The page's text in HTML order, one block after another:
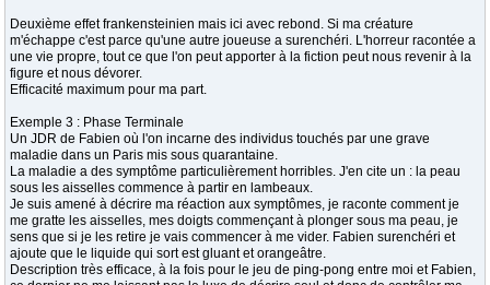
Deuxième effet frankensteinien mais ici avec rebond. Si ma créature
m'échappe c'est parce qu'une autre joueuse a surenchéri. L'horreur racontée a
une vie propre, tout ce que l'on peut apporter à la fiction peut nous revenir à la
figure et nous dévorer.
Efficacité maximum pour ma part.
Exemple 3 : Phase Terminale
Un JDR de Fabien où l'on incarne des individus touchés par une grave
maladie dans un Paris mis sous quarantaine.
La maladie a des symptôme particulièrement horribles. J'en cite un : la peau
sous les aisselles commence à partir en lambeaux.
Je suis amené à décrire ma réaction aux symptômes, je raconte comment je
me gratte les aisselles, mes doigts commençant à plonger sous ma peau, je
sens que si je les retire je vais commencer à me vider. Fabien surenchéri et
ajoute que le liquide qui sort est gluant et orangeâtre.
Description très efficace, à la fois pour le jeu de ping-pong entre moi et Fabien,